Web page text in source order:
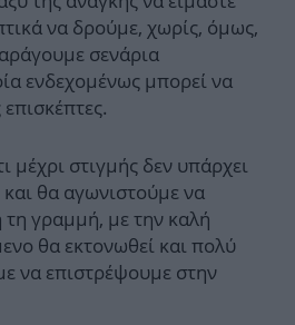
να δρούμε, χωρίς, όμως,
σενάρια
ενδεχομένως μπορεί να
μέχρι στιγμής δεν υπάρχει
και θα αγωνιστούμε να
τη γραμμή, με την καλή
θα εκτονωθεί και πολύ
να επιστρέψουμε στην